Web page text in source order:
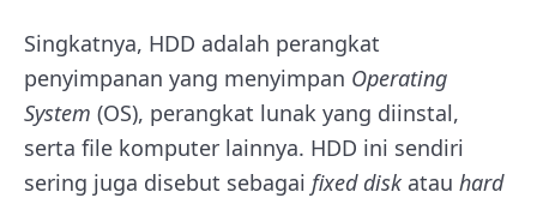
Singkatnya, HDD adalah perangkat
penyimpanan yang menyimpan Operating
System (OS), perangkat lunak yang diinstal,
serta file komputer lainnya. HDD ini sendiri
sering juga disebut sebagai fixed disk atau hard